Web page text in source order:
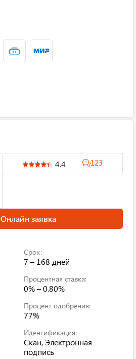
4.4 123
Онлайн заявка
Срок:
7 – 168 дней
Процентная ставка:
0% – 0.80%
Процент одобрения:
77%
Идентификация:
Скан, Электронная
подпись